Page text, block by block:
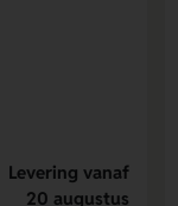
Levering vanaf
20 augustus